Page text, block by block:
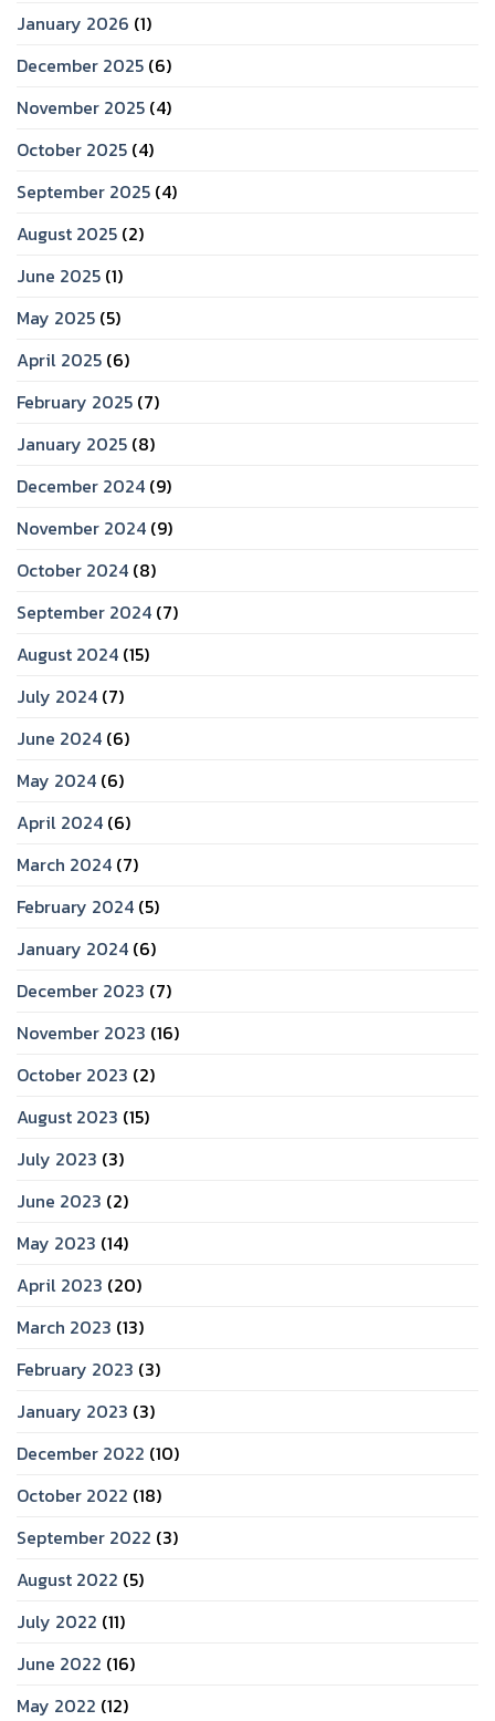
January 2026 (1)
December 2025 (6)
November 2025 (4)
October 2025 (4)
September 2025 (4)
August 2025 (2)
June 2025 (1)
May 2025 (5)
April 2025 (6)
February 2025 (7)
January 2025 (8)
December 2024 (9)
November 2024 (9)
October 2024 (8)
September 2024 (7)
August 2024 (15)
July 2024 (7)
June 2024 (6)
May 2024 (6)
April 2024 (6)
March 2024 (7)
February 2024 (5)
January 2024 (6)
December 2023 (7)
November 2023 (16)
October 2023 (2)
August 2023 (15)
July 2023 (3)
June 2023 (2)
May 2023 (14)
April 2023 (20)
March 2023 (13)
February 2023 (3)
January 2023 (3)
December 2022 (10)
October 2022 (18)
September 2022 (3)
August 2022 (5)
July 2022 (11)
June 2022 (16)
May 2022 (12)